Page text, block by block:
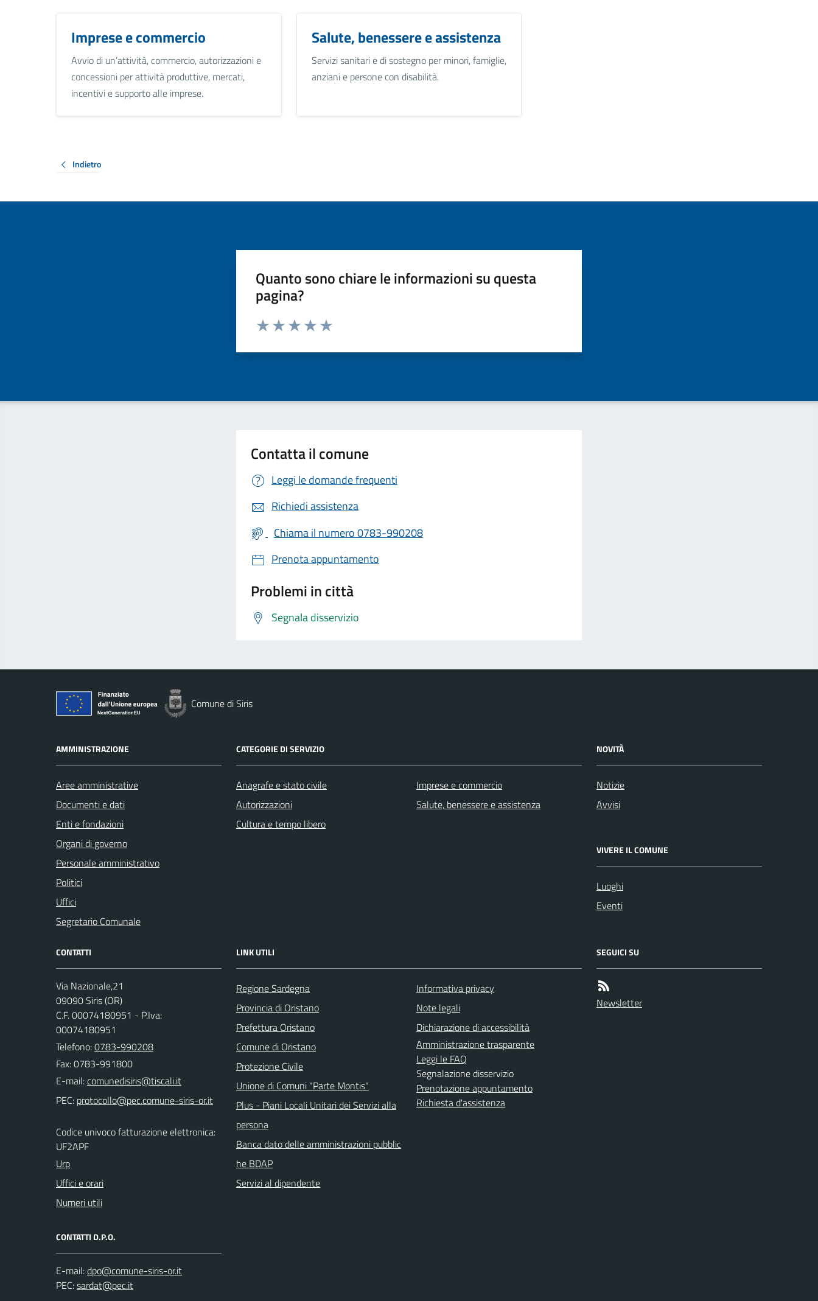
Imprese e commercio
Avvio di un’attività, commercio, autorizzazioni e
concessioni per attività produttive, mercati,
incentivi e supporto alle imprese.
Salute, benessere e assistenza
Servizi sanitari e di sostegno per minori, famiglie,
anziani e persone con disabilità.
Indietro
Quanto sono chiare le informazioni su questa
pagina?
Valuta da 1 a 5 stelle la pagina
Contatta il comune
Leggi le domande frequenti
Richiedi assistenza
Chiama il numero 0783-990208
Prenota appuntamento
Problemi in città
Segnala disservizio
Comune di Siris
AMMINISTRAZIONE
Aree amministrative
Documenti e dati
Enti e fondazioni
Organi di governo
Personale amministrativo
Politici
Uffici
Segretario Comunale
CATEGORIE DI SERVIZIO
Anagrafe e stato civile
Autorizzazioni
Cultura e tempo libero
Imprese e commercio
Salute, benessere e assistenza
NOVITÀ
Notizie
Avvisi
VIVERE IL COMUNE
Luoghi
Eventi
CONTATTI
Via Nazionale,21
09090 Siris (OR)
C.F. 00074180951 - P.Iva:
00074180951
Telefono:0783-990208
Fax: 0783-991800
E-mail:
PEC:
Codice univoco fatturazione elettronica:
UF2APF
Urp
Uffici e orari
Numeri utili
CONTATTI D.P.O.
E-mail:
PEC:
LINK UTILI
Regione Sardegna
Provincia di Oristano
Prefettura Oristano
Comune di Oristano
Protezione Civile
Unione di Comuni "Parte Montis"
Plus - Piani Locali Unitari dei Servizi alla
persona
Banca dato delle amministrazioni pubblic
he BDAP
Servizi al dipendente
Informativa privacy
Note legali
Dichiarazione di accessibilità
Amministrazione trasparente
Leggi le FAQ
Segnalazione disservizio
Prenotazione appuntamento
Richiesta d'assistenza
SEGUICI SU
Newsletter